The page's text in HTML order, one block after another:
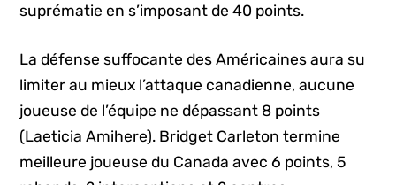
suprématie en s’imposant de 40 points.
La défense suffocante des Américaines aura su
limiter au mieux l’attaque canadienne, aucune
joueuse de l’équipe ne dépassant 8 points
(Laeticia Amihere). Bridget Carleton termine
meilleure joueuse du Canada avec 6 points, 5